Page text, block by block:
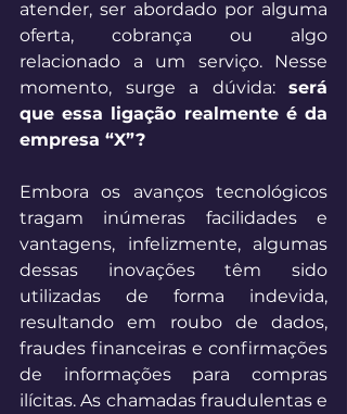
atender, ser abordado por alguma
oferta, cobrança ou algo
relacionado a um serviço. Nesse
momento, surge a dúvida: será
que essa ligação realmente é da
empresa “X”?
Embora os avanços tecnológicos
tragam inúmeras facilidades e
vantagens, infelizmente, algumas
dessas inovações têm sido
utilizadas de forma indevida,
resultando em roubo de dados,
fraudes financeiras e confirmações
de informações para compras
ilícitas. As chamadas fraudulentas e